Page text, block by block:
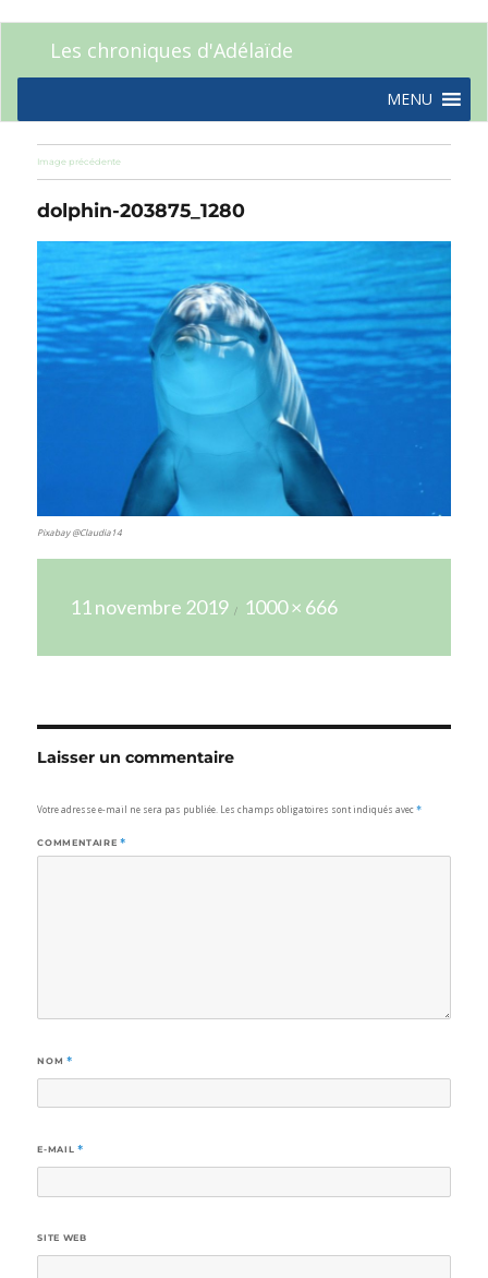
Les chroniques d'Adélaïde
MENU
Image précédente
dolphin-203875_1280
Pixabay @Claudia14
11 novembre 2019
réelle
1000 × 666
Laisser un commentaire
Votre adresse e-mail ne sera pas publiée. Les champs obligatoires sont indiqués avec*
COMMENTAIRE *
NOM *
E-MAIL *
SITE WEB